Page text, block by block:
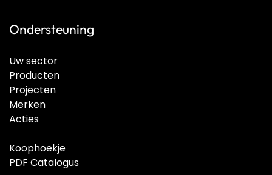
Ondersteuning
Uw sector
Producten
Projecten
Merken
Acties
Koophoekje
PDF Catalogus